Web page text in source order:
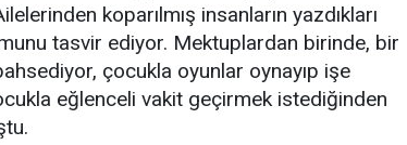
koparılmış insanların yazdıkları
tasvir ediyor. Mektuplardan birinde, bir
çocukla oyunlar oynayıp işe
eğlenceli vakit geçirmek istediğinden